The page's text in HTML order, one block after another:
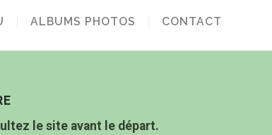
ALBUMS PHOTOS CONTACT
le site avant le départ.